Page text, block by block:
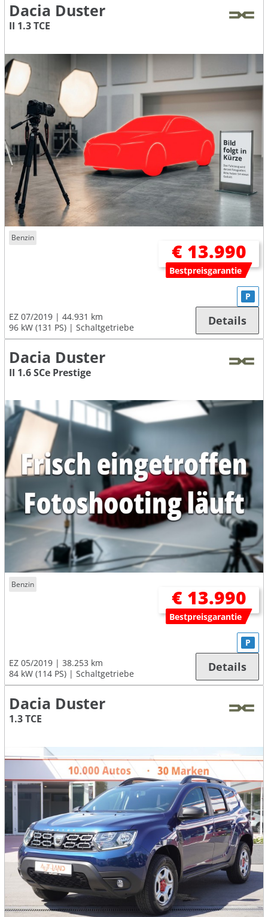
Dacia Duster
II 1.3 TCE
Benzin
€ 13.990
Bestpreisgarantie
EZ 07/2019
44.931 km
96 kW (131 PS)
Schaltgetriebe
P
Details
Dacia Duster
II 1.6 SCe Prestige
Benzin
€ 13.990
Bestpreisgarantie
EZ 05/2019
38.253 km
84 kW (114 PS)
Schaltgetriebe
P
Details
Dacia Duster
1.3 TCE